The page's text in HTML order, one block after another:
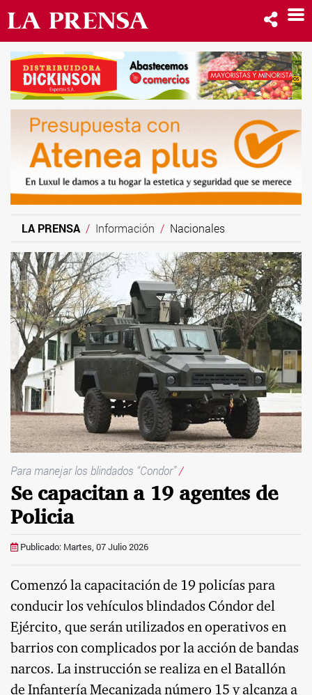
LA PRENSA Información Nacionales
Para manejar los blindados “Condor”/
Se capacitan a 19 agentes de
Policia
Publicado: Martes, 07 Julio 2026
Comenzó la capacitación de 19 policías para
conducir los vehículos blindados Cóndor del
Ejército, que serán utilizados en operativos en
barrios con complicados por la acción de bandas
narcos. La instrucción se realiza en el Batallón
de Infantería Mecanizada número 15 y alcanza a